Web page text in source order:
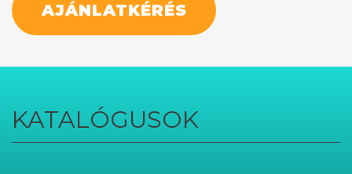
AJÁNLATKÉRÉS
KATALÓGUSOK